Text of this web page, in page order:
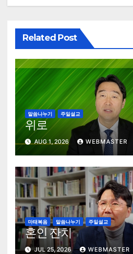
Related Post
말씀나누기 주일설교
위로
AUG 1, 2026 WEBMASTER
마태복음 말씀나누기 주일설교
혼인 잔치
JUL 25, 2026 WEBMASTER